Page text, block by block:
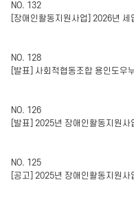
NO. 132
[장애인활동지원사업] 2026년 세
NO. 128
[발표] 사회적협동조합 용인도우
NO. 126
[발표] 2025년 장애인활동지원
NO. 125
[공고] 2025년 장애인활동지원